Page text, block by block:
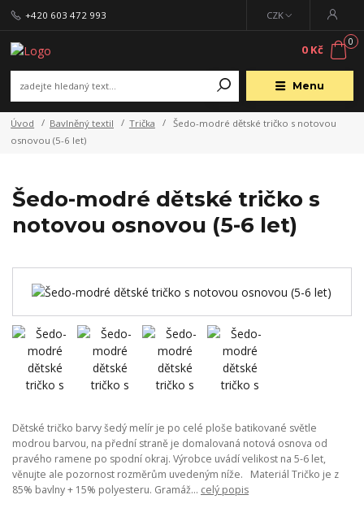
Menu
CZK
+420 603 472 993
0
0 Kč
Úvod Bavlněný textil Trička
Šedo-modré dětské tričko s notovou
osnovou (5-6 let)
Šedo-modré dětské tričko s
notovou osnovou (5-6 let)
Dětské tričko barvy šedý melír je po celé ploše batikované světle
modrou barvou, na přední straně je domalovaná notová osnova od
pravého ramene po spodní okraj. Výrobce uvádí velikost na 5-6 let,
věnujte ale pozornost rozměrům uvedeným níže. Materiál Tričko je z
85% bavlny + 15% polyesteru. Gramáž... celý popis